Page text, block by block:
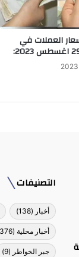
العملات في
التصنيفات
أخبار (138)
أخبار محلية(8376)
جبر الخواطر (9)